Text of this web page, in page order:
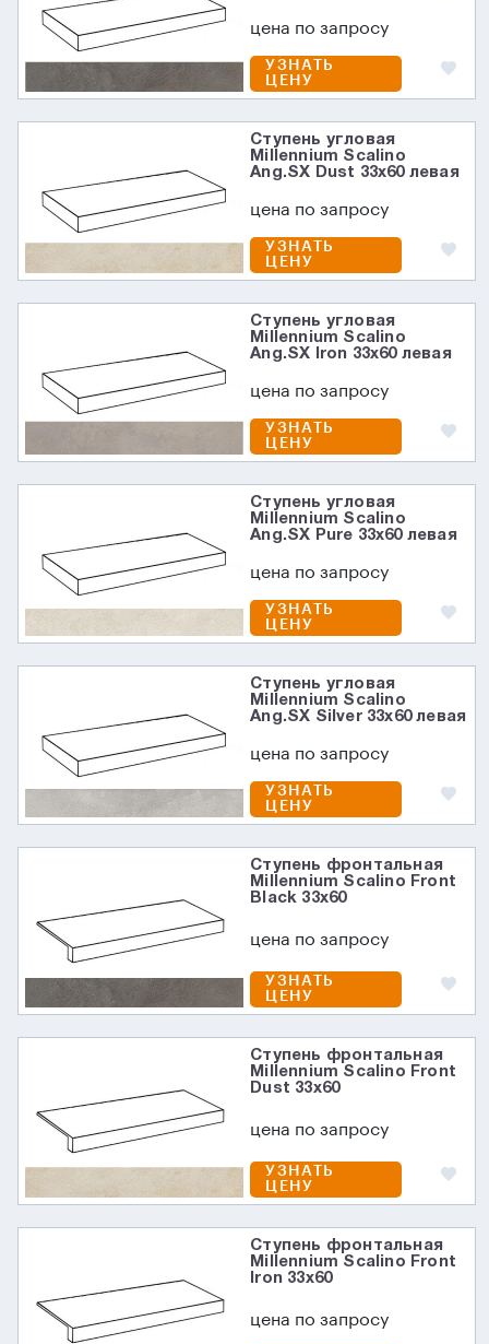
цена по запросу
УЗНАТЬ
ЦЕНУ
Ступень угловая
Millennium Scalino
Ang.SX Dust 33x60 левая
цена по запросу
УЗНАТЬ
ЦЕНУ
Ступень угловая
Millennium Scalino
Ang.SX Iron 33x60 левая
цена по запросу
УЗНАТЬ
ЦЕНУ
Ступень угловая
Millennium Scalino
Ang.SX Pure 33x60 левая
цена по запросу
УЗНАТЬ
ЦЕНУ
Ступень угловая
Millennium Scalino
Ang.SX Silver 33x60 левая
цена по запросу
УЗНАТЬ
ЦЕНУ
Ступень фронтальная
Millennium Scalino Front
Black 33x60
цена по запросу
УЗНАТЬ
ЦЕНУ
Ступень фронтальная
Millennium Scalino Front
Dust 33x60
цена по запросу
УЗНАТЬ
ЦЕНУ
Ступень фронтальная
Millennium Scalino Front
Iron 33x60
цена по запросу